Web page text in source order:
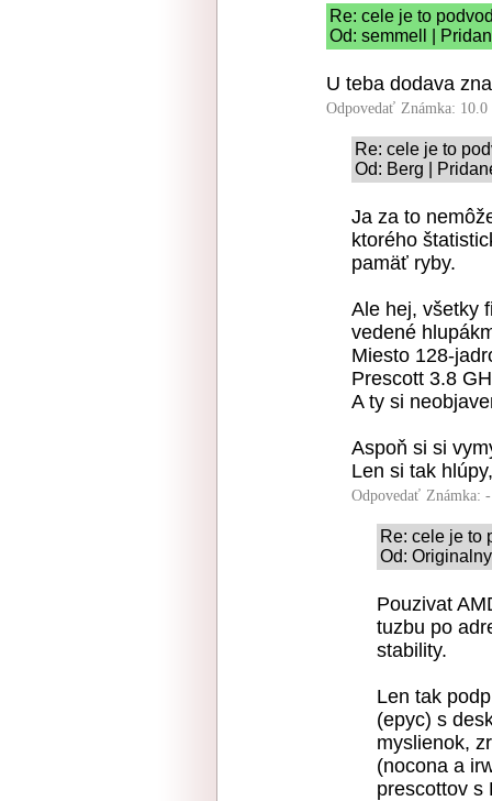
Re: cele je to
Od: semmell |
U teba dodava
Odpovedať Známka: 10.0
Re: cele je to
Od: Berg |
Ja za to
ktorého
pamäť ryby.
Ale hej, všetky
vedené
Miesto 128-
Prescott 3.8
A ty si
Aspoň si si
Len si tak
Odpovedať Známka:
Re: cele je to
Od:
Pouzivat
tuzbu po
stability.
Len tak
(epyc) s
myslienok,
(nocona a
prescottov s